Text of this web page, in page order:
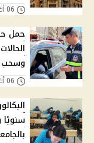
حمل
وسحب
سنويًا